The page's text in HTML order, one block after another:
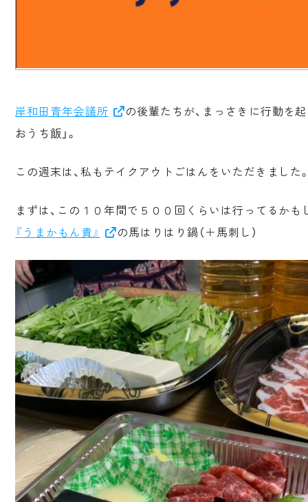
岸和田青年会議所
の後輩たちが、まっさきに行動を
おうち飯」。
この週末は、私もテイクアウトごはんをいただきました
まずは、この１０年間で５００回くらいは行ってるかも
『うまかもん貴』
の馬はりはり鍋（＋馬刺し）